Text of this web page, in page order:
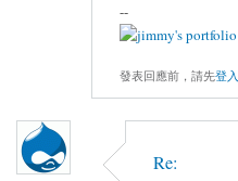
--
發表回應前，請先登入
Re: